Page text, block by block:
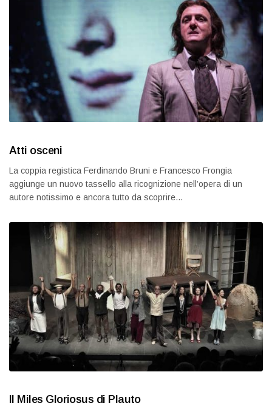
Atti osceni
La coppia registica Ferdinando Bruni e Francesco Frongia
aggiunge un nuovo tassello alla ricognizione nell’opera di un
autore notissimo e ancora tutto da scoprire…
Il Miles Gloriosus di Plauto